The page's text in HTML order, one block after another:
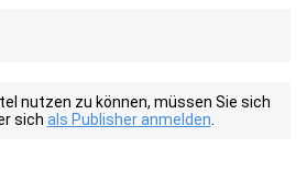
nutzen zu können, müssen Sie sich
sich als Publisher anmelden